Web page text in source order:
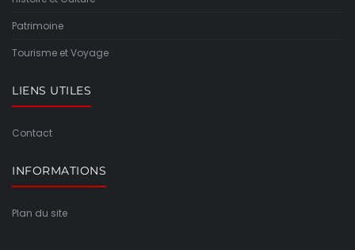
Patrimoine
Tourisme et Voyage
LIENS UTILES
Contact
INFORMATIONS
Plan du site